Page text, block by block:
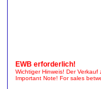
EWB erforderlich!
Wichtiger Hinweis! Der
Important Note! For sales